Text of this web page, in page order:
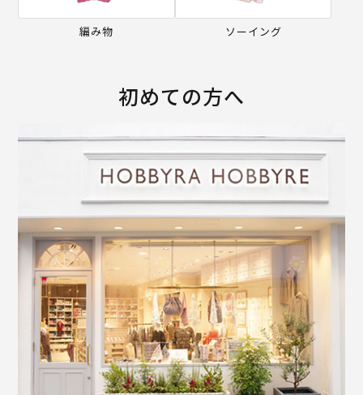
編み物 ソーイング
初めての方へ